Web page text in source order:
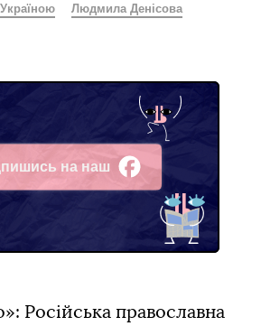
Україною Людмила Денісова
на наш
Російська православна